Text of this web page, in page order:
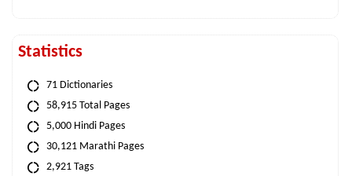
Statistics
71 Dictionaries
58,915 Total Pages
5,000 Hindi Pages
30,121 Marathi Pages
2,921 Tags